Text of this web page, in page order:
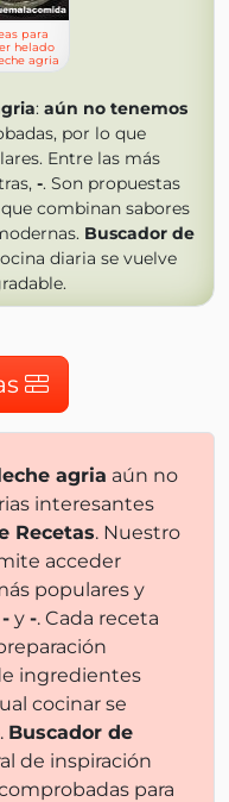
para
helado
agria
: aún no tenemos
por lo que
Entre las más
-. Son propuestas
combinan sabores
Buscador de
diaria se vuelve
agria aún no
interesantes
Recetas. Nuestro
acceder
populares y
- y -. Cada receta
ingredientes
cocinar se
Buscador de
de inspiración
para